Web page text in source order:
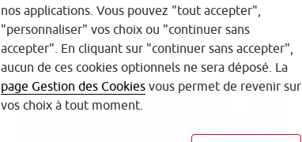
nos applications. Vous pouvez "tout accepter",
"personnaliser" vos choix ou "continuer sans
accepter". En cliquant sur "continuer sans accepter",
aucun de ces cookies optionnels ne sera déposé. La
page Gestion des Cookies vous permet de revenir sur
vos choix à tout moment.